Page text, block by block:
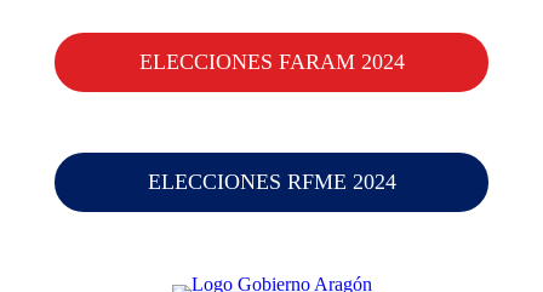
ELECCIONES FARAM 2024
ELECCIONES RFME 2024